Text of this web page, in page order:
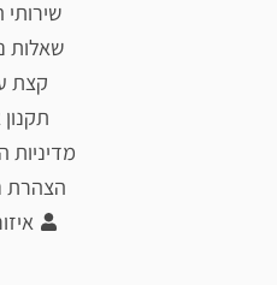
שאלות
קצת
מדיניות
הצהרת